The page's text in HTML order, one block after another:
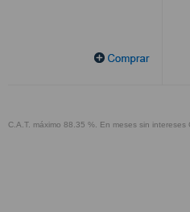
C.A.T. máximo 88.35 %. En meses sin intereses